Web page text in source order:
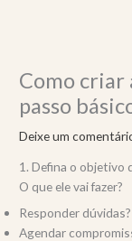
Como criar
passo
Deixe um
1. Defina o objetivo
O que ele vai fazer?
Responder dúvidas?
Agendar